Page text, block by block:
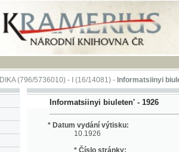
(796/5736010) -I(16/14081) -Informatsiinyi biuleten'(1/
Informatsiinyi biuleten' - 1926
* Datum vydání výtisku:
10.1926
* Číslo stránky: